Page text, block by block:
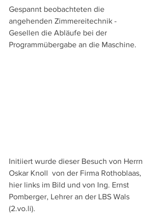
Gespannt beobachteten die
angehenden Zimmereitechnik -
Gesellen die Abläufe bei der
Programmübergabe an die Maschine.
Initiiert wurde dieser Besuch von Herrn
Oskar Knoll  von der Firma Rothoblaas,
hier links im Bild und von Ing. Ernst
Pomberger, Lehrer an der LBS Wals
(2.vo.li).